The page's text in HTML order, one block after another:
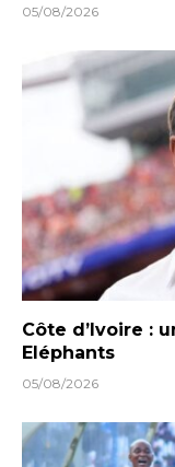
05/08/2026
Côte d’Ivoire :
Eléphants
05/08/2026